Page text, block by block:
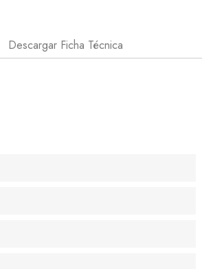
Descargar Ficha Técnica